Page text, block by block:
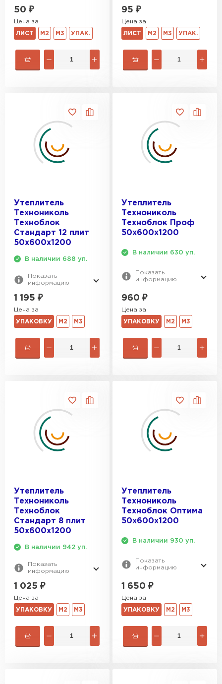
50 ₽
Цена за
ЛИСТ М2 М3 УПАК.
95 ₽
Цена за
ЛИСТ М2 М3 УПАК.
Утеплитель
Технониколь
Техноблок
Стандарт 12 плит
50х600х1200
В наличии 688 уп.
Показать
информацию
1 195 ₽
Цена за
УПАКОВКУ М2 М3
Утеплитель
Технониколь
Техноблок Проф
50х600х1200
В наличии 630 уп.
Показать
информацию
960 ₽
Цена за
УПАКОВКУ М2 М3
Утеплитель
Технониколь
Техноблок
Стандарт 8 плит
50х600х1200
В наличии 942 уп.
Показать
информацию
1 025 ₽
Цена за
УПАКОВКУ М2 М3
Утеплитель
Технониколь
Техноблок Оптима
50х600х1200
В наличии 930 уп.
Показать
информацию
1 650 ₽
Цена за
УПАКОВКУ М2 М3